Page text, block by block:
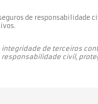
de responsabilidade
integridade de terceiros
responsabilidade civil,